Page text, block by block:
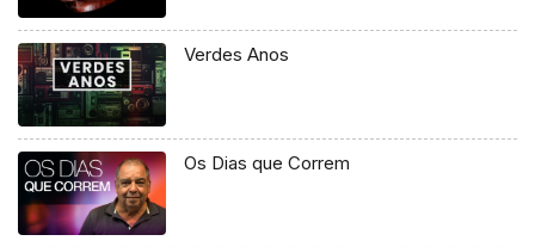
Verdes Anos
Os Dias que Correm